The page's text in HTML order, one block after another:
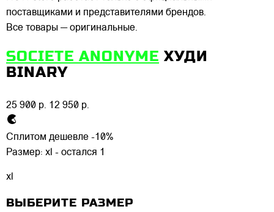
поставщиками и представителями брендов.
Все товары — оригинальные.
SOCIETE ANONYME ХУДИ
BINARY
25 900 р. 12 950 р.
Сплитом дешевле -10%
Размер: xl - остался 1
xl
ВЫБЕРИТЕ РАЗМЕР